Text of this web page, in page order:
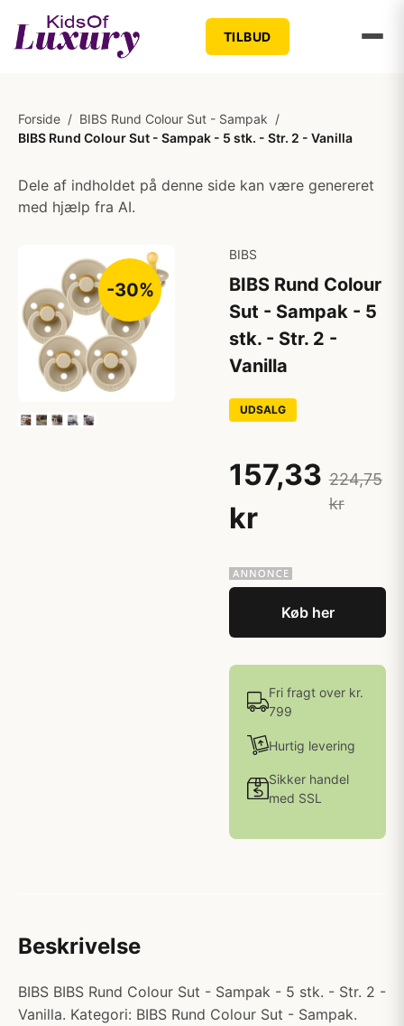
TILBUD
Forside / BIBS Rund Colour Sut - Sampak /
BIBS Rund Colour Sut - Sampak - 5 stk. - Str. 2 - Vanilla
Dele af indholdet på denne side kan være genereret
med hjælp fra AI.
-30%
BIBS
BIBS Rund Colour
Sut - Sampak - 5
stk. - Str. 2 -
Vanilla
UDSALG
157,33
kr
224,75
kr
Køb her
Fri fragt over kr.
799
Hurtig levering
Sikker handel
med SSL
Beskrivelse
BIBS BIBS Rund Colour Sut - Sampak - 5 stk. - Str. 2 -
Vanilla. Kategori: BIBS Rund Colour Sut - Sampak.